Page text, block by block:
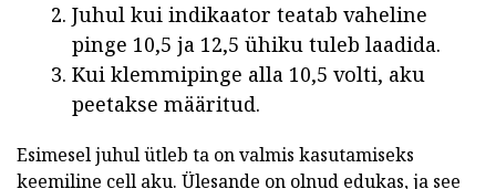
Juhul kui indikaator teatab vaheline
pinge 10,5 ja 12,5 ühiku tuleb laadida.
Kui klemmipinge alla 10,5 volti, aku
peetakse määritud.
Esimesel juhul ütleb ta on valmis kasutamiseks
keemiline cell aku. Ülesande on olnud edukas, ja see